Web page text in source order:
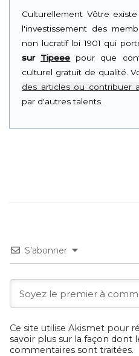
Culturellement Vôtre
l'investissement des
non lucratif loi 1901 qui
sur Tipeee pour que
culturel gratuit de qualité.
des articles ou contribuer
par d'autres talents.
S’abonner
Ce site utilise Akismet pour
savoir plus sur la façon dont
commentaires sont traitées.